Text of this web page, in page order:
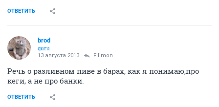
ОТВЕТИТЬ
brod
guru
13 августа 2013 Filimon
Речь о разливном пиве в барах, как я понимаю,про
кеги, а не про банки.
ОТВЕТИТЬ